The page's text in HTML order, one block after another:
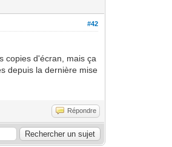
#42
copies d'écran, mais ça
depuis la dernière mise
Répondre